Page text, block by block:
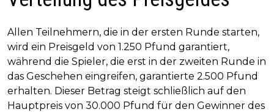
Allen Teilnehmern, die in der ersten Runde starten,
wird ein Preisgeld von 1.250 Pfund garantiert,
während die Spieler, die erst in der zweiten Runde in
das Geschehen eingreifen, garantierte 2.500 Pfund
erhalten. Dieser Betrag steigt schließlich auf den
Hauptpreis von 30.000 Pfund für den Gewinner des